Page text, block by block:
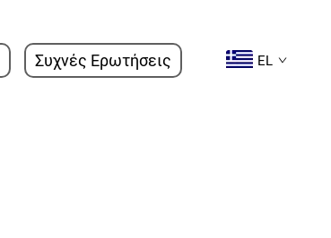
Συχνές Ερωτήσεις EL